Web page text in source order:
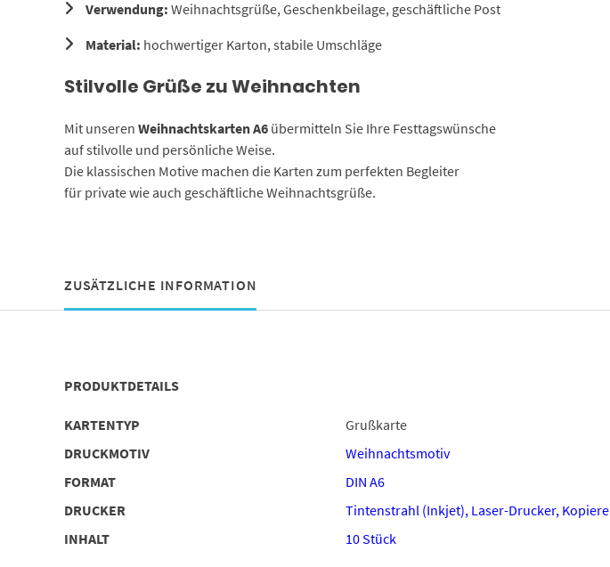
Verwendung: Weihnachtsgrüße, Geschenkbeilage, geschäftliche Post
Material: hochwertiger Karton, stabile Umschläge
Stilvolle Grüße zu Weihnachten
Mit unseren Weihnachtskarten A6übermitteln Sie Ihre Festtagswünsche
auf stilvolle und persönliche Weise.
Die klassischen Motive machen die Karten zum perfekten Begleiter
für private wie auch geschäftliche Weihnachtsgrüße.
ZUSÄTZLICHE INFORMATION
PRODUKTDETAILS
KARTENTYP
Grußkarte
DRUCKMOTIV
Weihnachtsmotiv
FORMAT
DIN A6
DRUCKER
Tintenstrahl (Inkjet), Laser-Drucker,
INHALT
10 Stück